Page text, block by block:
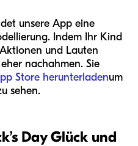
unsere App eine
Indem Ihr Kind
und Lauten
nachahmen. Sie
Store herunterladenum
sehen.
Day Glück und